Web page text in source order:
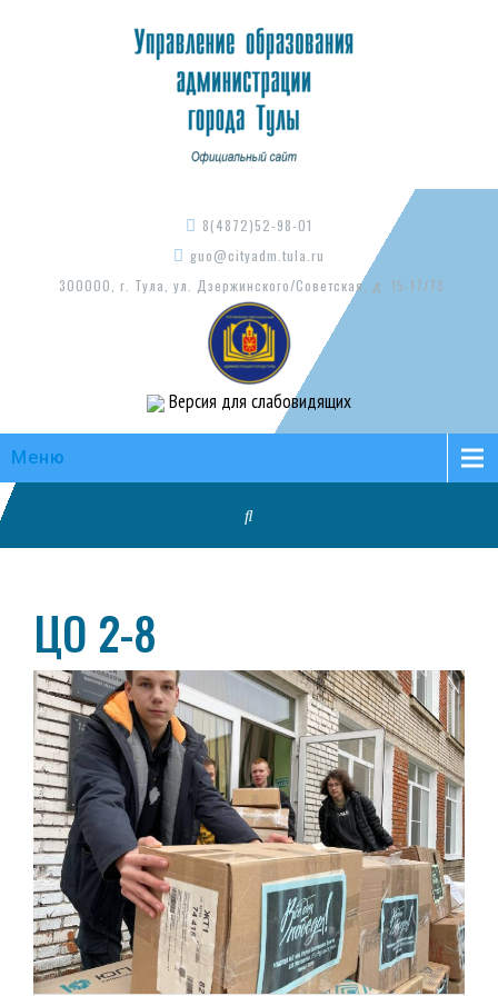
8(4872)52-98-01
guo@cityadm.tula.ru
300000, г. Тула, ул. Дзержинского/Советская, д. 15-17/73
Версия для слабовидящих
Меню
ЦО 2-8